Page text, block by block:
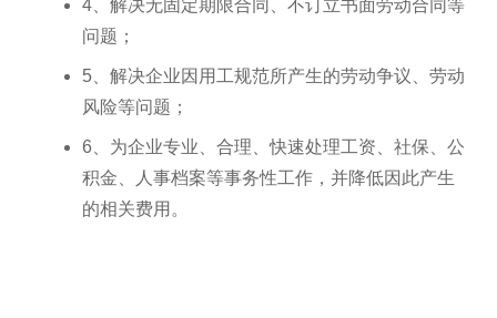
4、解决无固定期限合同、不订立书面劳动合同等
问题；
5、解决企业因用工规范所产生的劳动争议、劳动
风险等问题；
6、为企业专业、合理、快速处理工资、社保、公
积金、人事档案等事务性工作，并降低因此产生
的相关费用。